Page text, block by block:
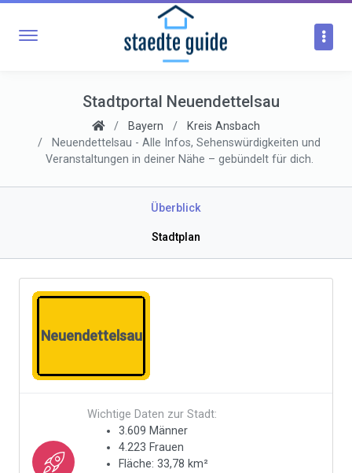
Stadtportal Neuendettelsau
Bayern
Kreis Ansbach
Neuendettelsau - Alle Infos, Sehenswürdigkeiten und
Veranstaltungen in deiner Nähe – gebündelt für dich.
Überblick
Stadtplan
Neuendettelsau
Wichtige Daten zur Stadt:
3.609 Männer
4.223 Frauen
Fläche: 33,78 km²